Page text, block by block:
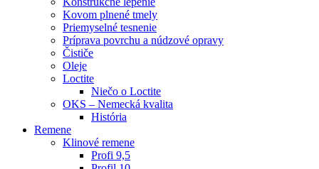
Kovom plnené tmely
Priemyselné tesnenie
Príprava povrchu a núdzové opravy
Čističe
Oleje
Loctite
Niečo o Loctite
OKS – Nemecká kvalita
História
Remene
Klinové remene
Profi 9,5